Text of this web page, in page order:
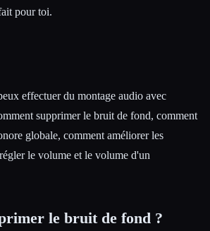
pour toi.
effectuer du montage audio avec
supprimer le bruit de fond, comment
globale, comment améliorer les
le volume et le volume d'un
le bruit de fond ?